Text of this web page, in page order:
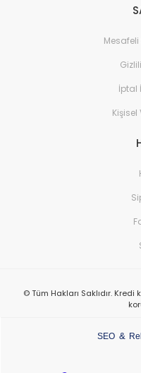
Mesafeli
İptal
Kişisel
© Tüm Hakları Saklıdır.
SEO &